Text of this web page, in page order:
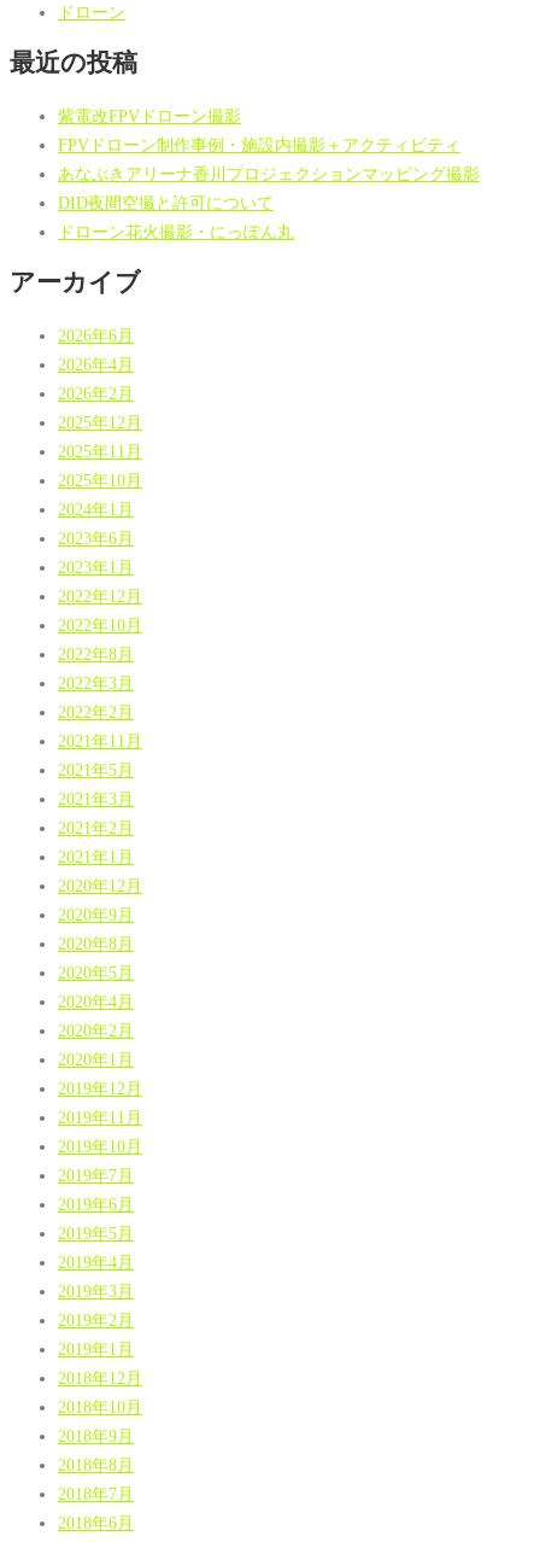
ドローン
最近の投稿
紫電改FPVドローン撮影
FPVドローン制作事例・施設内撮影＋アクティビティ
あなぶきアリーナ香川プロジェクションマッピング撮影
DID夜間空撮と許可について
ドローン花火撮影・にっぽん丸
アーカイブ
2026年6月
2026年4月
2026年2月
2025年12月
2025年11月
2025年10月
2024年1月
2023年6月
2023年1月
2022年12月
2022年10月
2022年8月
2022年3月
2022年2月
2021年11月
2021年5月
2021年3月
2021年2月
2021年1月
2020年12月
2020年9月
2020年8月
2020年5月
2020年4月
2020年2月
2020年1月
2019年12月
2019年11月
2019年10月
2019年7月
2019年6月
2019年5月
2019年4月
2019年3月
2019年2月
2019年1月
2018年12月
2018年10月
2018年9月
2018年8月
2018年7月
2018年6月